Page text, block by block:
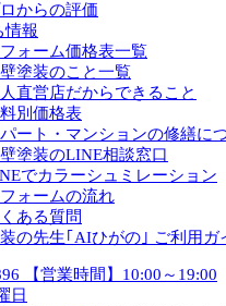
からの評価
情報
フォーム価格表一覧
塗装のこと一覧
直営店だからできること
別価格表
ート・マンションの修繕に
塗装のLINE相談窓口
でカラーシュミレーション
フォームの流れ
ある質問
の先生｢AIひがの｣ ご利用ガ
【営業時間】10:00～19:00
日